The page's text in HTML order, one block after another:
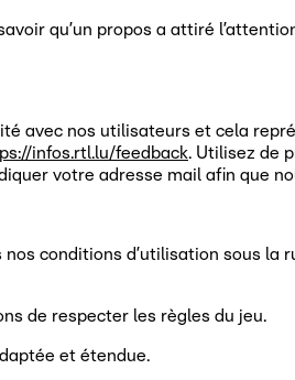
qu’un propos a attiré
avec nos utilisateurs et cela
infos.rtl.lu/feedback. Utilisez de
votre adresse mail afin que
conditions d’utilisation sous
de respecter les règles du jeu.
et étendue.